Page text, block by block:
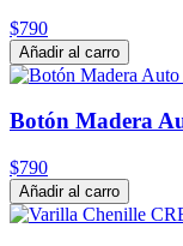
$790
Añadir al carro
Botón Madera
$790
Añadir al carro